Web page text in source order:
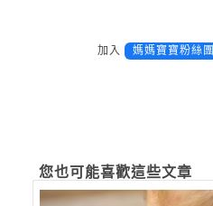
加入 媽媽寶寶粉絲團
您也可能喜歡這些文章